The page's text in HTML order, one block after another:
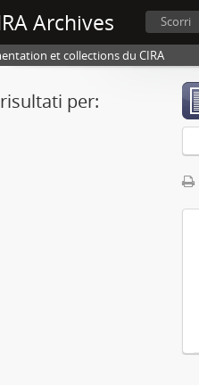
Archives Scorri
et collections du CIRA
per: